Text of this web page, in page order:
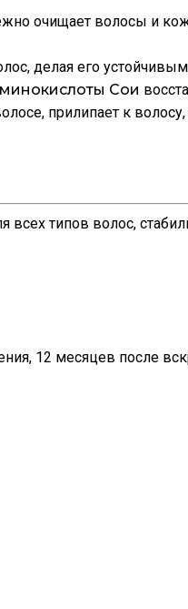
очищает волосы и
делая его
Сои
прилипает к
всех типов волос,
12 месяцев после